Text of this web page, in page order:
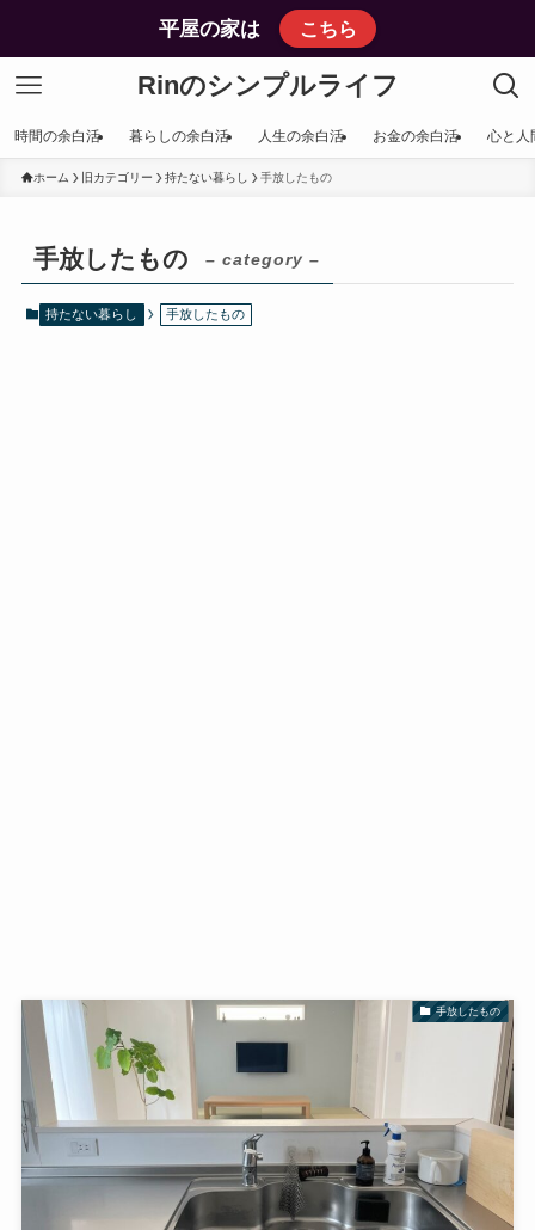
平屋の家は こちら
Rinのシンプルライフ
時間の余白活 暮らしの余白活 人生の余白活 お金の余白活 心と人
ホーム 旧カテゴリー 持たない暮らし 手放したもの
手放したもの – category –
持たない暮らし 手放したもの
手放したもの